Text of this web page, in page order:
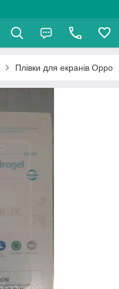
Плівки для екранів Oppo